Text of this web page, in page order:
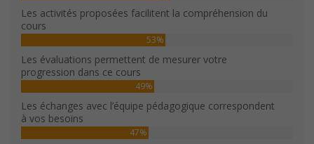
Les activités proposées facilitent la compréhension du
cours
53%
Les évaluations permettent de mesurer votre
progression dans ce cours
49%
Les échanges avec l’équipe pédagogique correspondent
à vos besoins
47%